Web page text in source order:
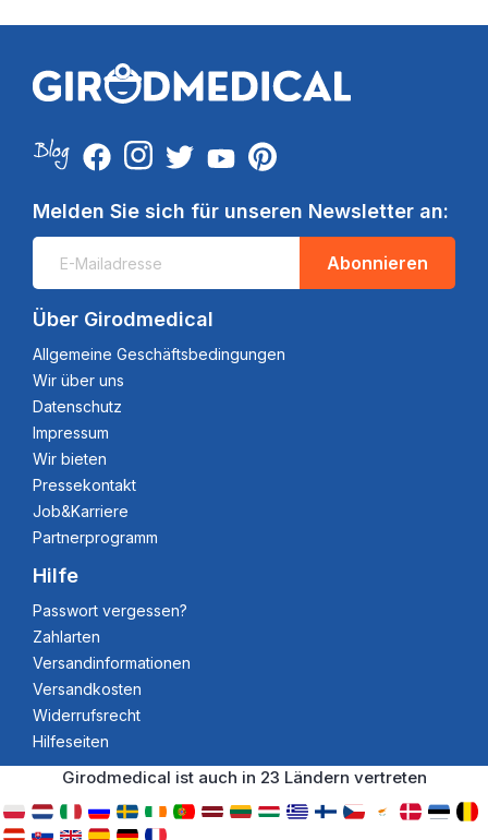
Melden Sie sich für unseren Newsletter an:
Abonnieren
Über Girodmedical
Allgemeine Geschäftsbedingungen
Wir über uns
Datenschutz
Impressum
Wir bieten
Pressekontakt
Job&Karriere
Partnerprogramm
Hilfe
Passwort vergessen?
Zahlarten
Versandinformationen
Versandkosten
Widerrufsrecht
Hilfeseiten
Girodmedical ist auch in 23 Ländern vertreten